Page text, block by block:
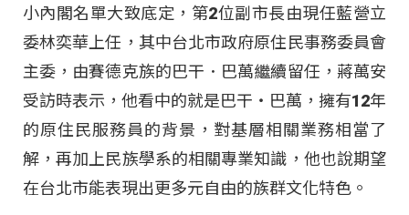
小內閣名單大致底定，第2位副市長由現任藍營立
委林奕華上任，其中台北市政府原住民事務委員會
主委，由賽德克族的巴干．巴萬繼續留任，蔣萬安
受訪時表示，他看中的就是巴干‧巴萬，擁有12年
的原住民服務員的背景，對基層相關業務相當了
解，再加上民族學系的相關專業知識，他也說期望
在台北市能表現出更多元自由的族群文化特色。